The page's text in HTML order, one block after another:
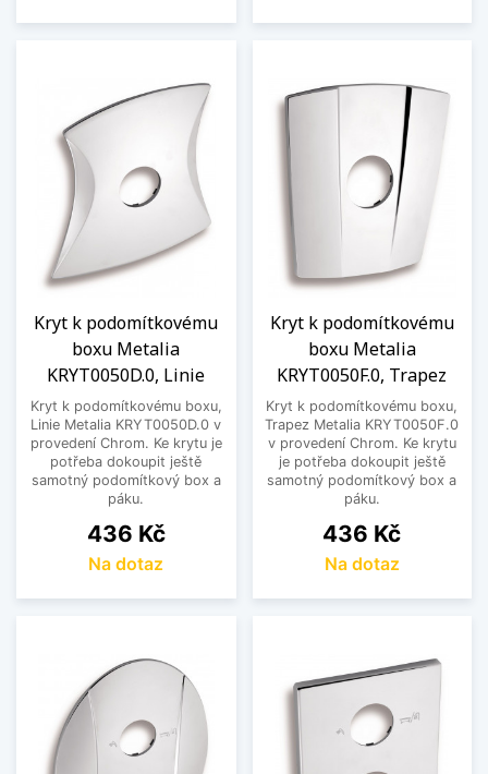
Kryt k podomítkovému
boxu Metalia
KRYT0050D.0, Linie
Kryt k podomítkovému boxu,
Linie Metalia KRYT0050D.0 v
provedení Chrom. Ke krytu je
potřeba dokoupit ještě
samotný podomítkový box a
páku.
Cena
436 Kč
Na dotaz
Kryt k podomítkovému
boxu Metalia
KRYT0050F.0, Trapez
Kryt k podomítkovému boxu,
Trapez Metalia KRYT0050F.0
v provedení Chrom. Ke krytu
je potřeba dokoupit ještě
samotný podomítkový box a
páku.
Cena
436 Kč
Na dotaz